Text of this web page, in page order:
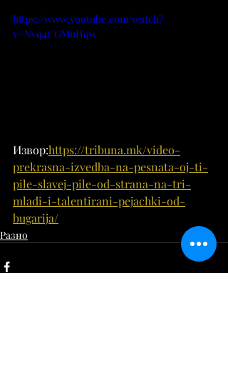
https://www.youtube.com/watch?
v=Nvq4CGMuHqw
Извор:https://tribuna.mk/video-
prekrasna-izvedba-na-pesnata-oj-ti-
pile-slavej-pile-od-strana-na-tri-
mladi-i-talentirani-pejachki-od-
bugarija/
Разно